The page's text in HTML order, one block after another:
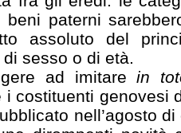
paterni
assoluto del
sesso o di età.
ad imitarein
i costituenti genovesi
nell’agosto di